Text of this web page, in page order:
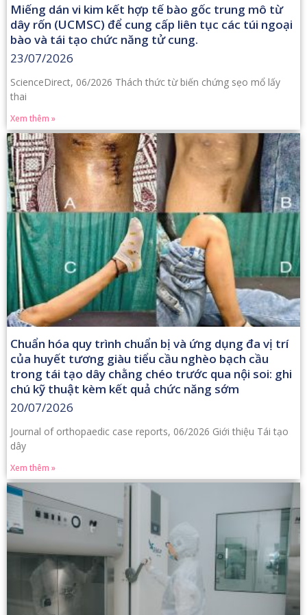
Miếng dán vi kim kết hợp tế bào gốc trung mô từ
dây rốn (UCMSC) để cung cấp liên tục các túi ngoại
bào và tái tạo chức năng tử cung.
23/07/2026
ScienceDirect, 06/2026 Thách thức từ biến chứng sẹo mổ lấy
thai
Xem thêm »
Chuẩn hóa quy trình chuẩn bị và ứng dụng đa vị trí
của huyết tương giàu tiểu cầu nghèo bạch cầu
trong tái tạo dây chằng chéo trước qua nội soi: ghi
chú kỹ thuật kèm kết quả chức năng sớm
20/07/2026
Journal of orthopaedic case reports, 06/2026 Giới thiệu Tái tạo
dây
Xem thêm »